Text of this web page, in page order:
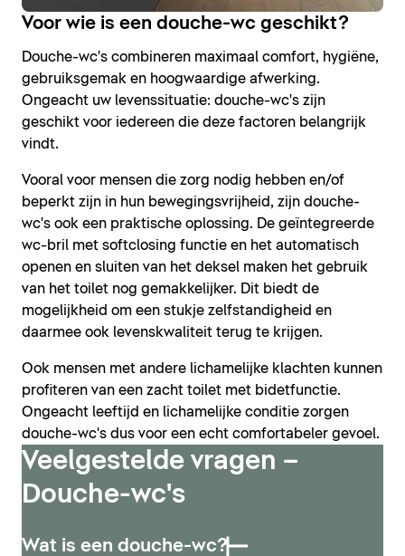
Voor wie is een douche-wc geschikt?
Douche-wc's combineren maximaal comfort, hygiëne,
gebruiksgemak en hoogwaardige afwerking.
Ongeacht uw levenssituatie: douche-wc's zijn
geschikt voor iedereen die deze factoren belangrijk
vindt.
Vooral voor mensen die zorg nodig hebben en/of
beperkt zijn in hun bewegingsvrijheid, zijn douche-
wc's ook een praktische oplossing. De geïntegreerde
wc-bril met softclosing functie en het automatisch
openen en sluiten van het deksel maken het gebruik
van het toilet nog gemakkelijker. Dit biedt de
mogelijkheid om een stukje zelfstandigheid en
daarmee ook levenskwaliteit terug te krijgen.
Ook mensen met andere lichamelijke klachten kunnen
profiteren van een zacht toilet met bidetfunctie.
Ongeacht leeftijd en lichamelijke conditie zorgen
douche-wc's dus voor een echt comfortabeler gevoel.
Veelgestelde vragen –
Douche-wc's
Wat is een douche-wc?